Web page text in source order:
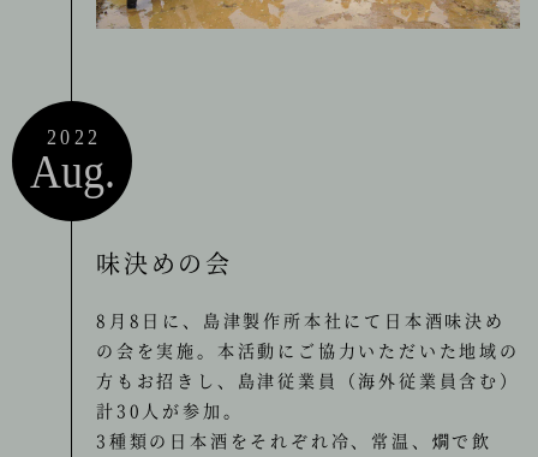
2022
Aug.
味決めの会
8月8日に、島津製作所本社にて日本酒味決め
の会を実施。本活動にご協力いただいた地域の
方もお招きし、島津従業員（海外従業員含む）
計30人が参加。
3種類の日本酒をそれぞれ冷、常温、燗で飲